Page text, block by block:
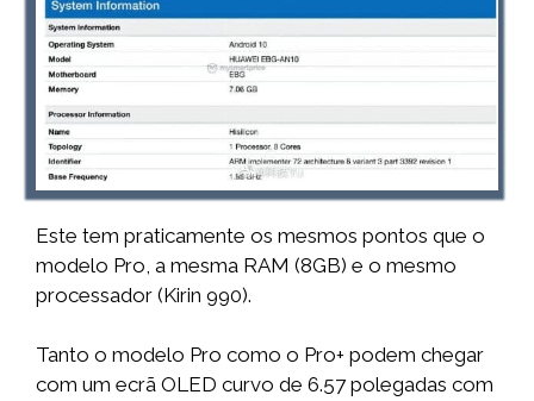
Este tem praticamente os mesmos pontos que o
modelo Pro, a mesma RAM (8GB) e o mesmo
processador (Kirin 990).
Tanto o modelo Pro como o Pro+ podem chegar
com um ecrã OLED curvo de 6.57 polegadas com